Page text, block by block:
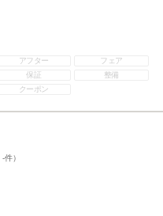
アフター
フェア
保証
整備
クーポン
-件）